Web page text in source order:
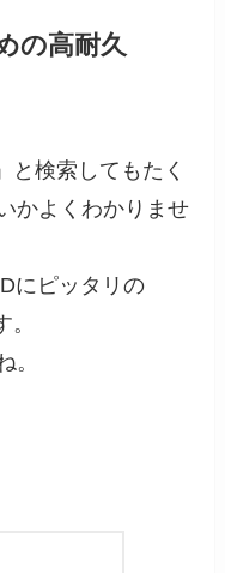
の高耐久
検索してもたく
かよくわかりませ
にピッタリの
。